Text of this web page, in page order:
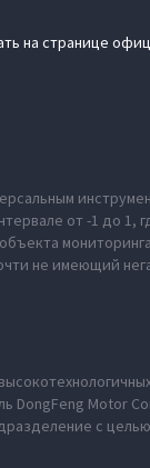
на странице
от -1 до 1,
не имеющий
DongFeng Motor
с